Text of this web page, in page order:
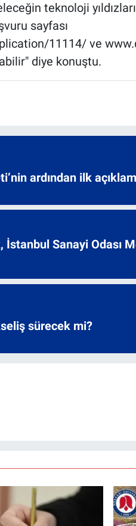
teknoloji
sayfası
11114/ ve
diye konuştu.
ardından ilk
Sanayi Odası
sürecek mi?